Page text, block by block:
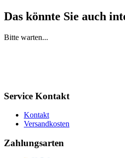
Das könnte Sie auch
Bitte warten...
Service Kontakt
Kontakt
Versandkosten
Zahlungsarten